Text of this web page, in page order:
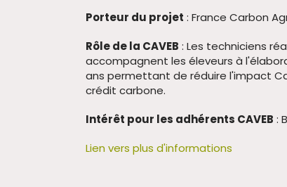
Porteur du projet : France Carbon
Rôle de la CAVEB : Les techniciens
accompagnent les éleveurs à
ans permettant de réduire l'impact
crédit carbone.
Intérêt pour les adhérents CAVEB :
Lien vers plus d'informations